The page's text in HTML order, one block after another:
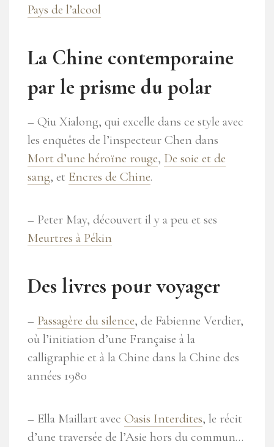
Pays de l’alcool
La Chine contemporaine
par le prisme du polar
– Qiu Xialong, qui excelle dans ce style avec
les enquêtes de l’inspecteur Chen dans
Mort d’une héroïne rouge, De soie et de
sang, et Encres de Chine.
– Peter May, découvert il y a peu et ses
Meurtres à Pékin
Des livres pour voyager
– Passagère du silence, de Fabienne Verdier,
où l’initiation d’une Française à la
calligraphie et à la Chine dans la Chine des
années 1980
– Ella Maillart avec Oasis Interdites, le récit
d’une traversée de l’Asie hors du commun…